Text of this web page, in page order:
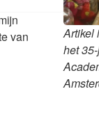
van
Artikel
het